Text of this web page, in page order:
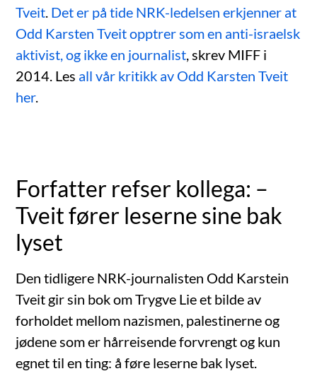
Tveit. Det er på tide NRK-ledelsen erkjenner at
Odd Karsten Tveit opptrer som en anti-israelsk
aktivist, og ikke en journalist, skrev MIFF i
2014. Les all vår kritikk av Odd Karsten Tveit
her.
Forfatter refser kollega: –
Tveit fører leserne sine bak
lyset
Den tidligere NRK-journalisten Odd Karstein
Tveit gir sin bok om Trygve Lie et bilde av
forholdet mellom nazismen, palestinerne og
jødene som er hårreisende forvrengt og kun
egnet til en ting: å føre leserne bak lyset.